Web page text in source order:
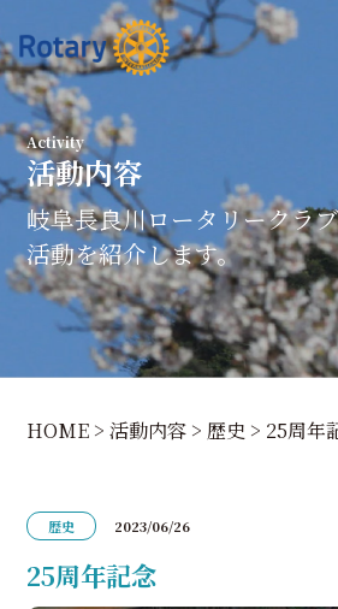
Activity
活動内容
岐阜長良川ロータリークラ
活動を紹介します。
HOME >活動内容 > 歴史 > 25周年
歴史 2023/06/26
25周年記念